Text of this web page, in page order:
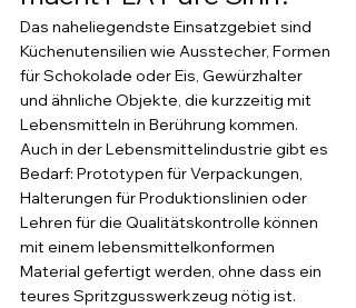
Das naheliegendste Einsatzgebiet sind
Küchenutensilien wie Ausstecher, Formen
für Schokolade oder Eis, Gewürzhalter
und ähnliche Objekte, die kurzzeitig mit
Lebensmitteln in Berührung kommen.
Auch in der Lebensmittelindustrie gibt es
Bedarf: Prototypen für Verpackungen,
Halterungen für Produktionslinien oder
Lehren für die Qualitätskontrolle können
mit einem lebensmittelkonformen
Material gefertigt werden, ohne dass ein
teures Spritzgusswerkzeug nötig ist.